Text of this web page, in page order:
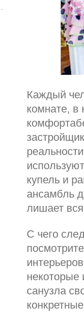
Каждый
комнате, в
купель и
ансамбль
лишает
С чего
некоторые
санузла